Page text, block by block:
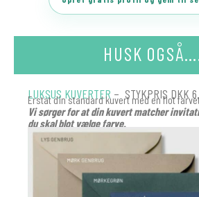
HUSK
LUKSUS KUVERTER – STYKPRIS DKK
Erstat din standard kuvert med en flot
Vi sørger for at din kuvert matcher
du skal blot vælge farve.